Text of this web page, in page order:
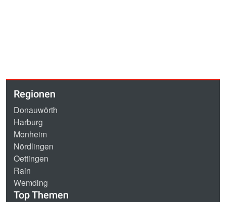
Regionen
Donauwörth
Harburg
Monheim
Nördlingen
Oettingen
Rain
Wemding
Top Themen